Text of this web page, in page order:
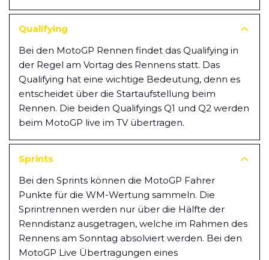
Qualifying
Bei den MotoGP Rennen findet das Qualifying in
der Regel am Vortag des Rennens statt. Das
Qualifying hat eine wichtige Bedeutung, denn es
entscheidet über die Startaufstellung beim
Rennen. Die beiden Qualifyings Q1 und Q2 werden
beim MotoGP live im TV übertragen.
Sprints
Bei den Sprints können die MotoGP Fahrer
Punkte für die WM-Wertung sammeln. Die
Sprintrennen werden nur über die Hälfte der
Renndistanz ausgetragen, welche im Rahmen des
Rennens am Sonntag absolviert werden. Bei den
MotoGP Live Übertragungen eines